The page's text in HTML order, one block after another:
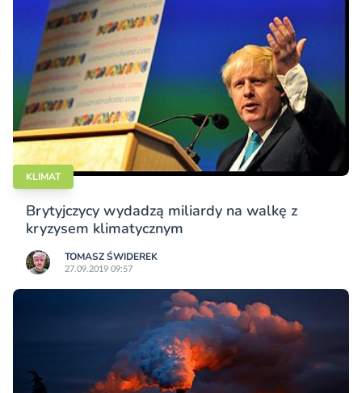
KLIMAT
Brytyjczycy wydadzą miliardy na walkę z
kryzysem klimatycznym
TOMASZ ŚWIDEREK
27.09.2019 09:57